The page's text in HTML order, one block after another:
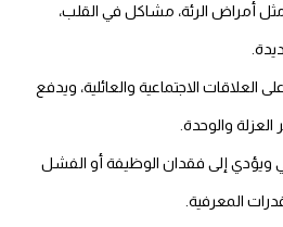
أمراض الرئة، مشاكل في القلب،
العلاقات الاجتماعية والعائلية، ويدفع
والوحدة.
ويؤدي إلى فقدان الوظيفة أو الفشل
المعرفية.